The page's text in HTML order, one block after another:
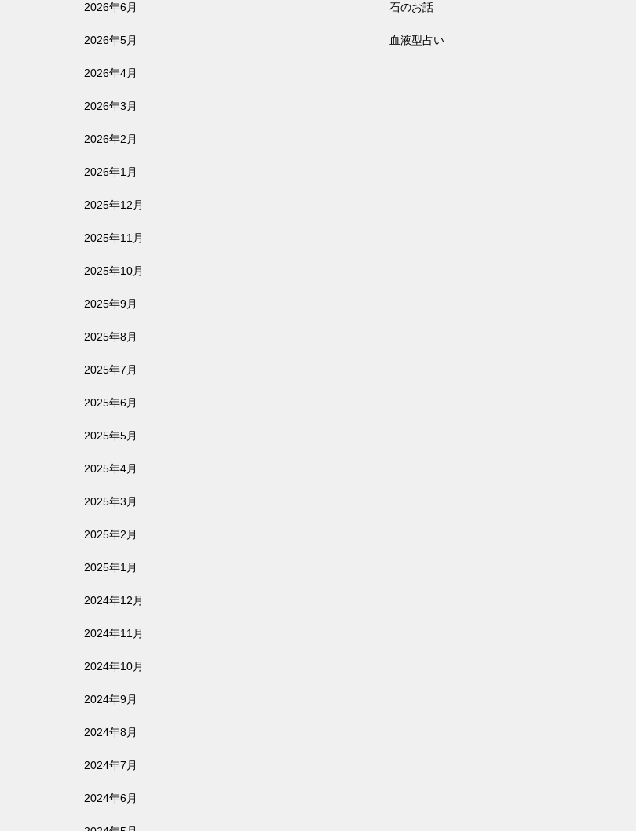
2026年6月
2026年5月
2026年4月
2026年3月
2026年2月
2026年1月
2025年12月
2025年11月
2025年10月
2025年9月
2025年8月
2025年7月
2025年6月
2025年5月
2025年4月
2025年3月
2025年2月
2025年1月
2024年12月
2024年11月
2024年10月
2024年9月
2024年8月
2024年7月
2024年6月
石のお話
血液型占い